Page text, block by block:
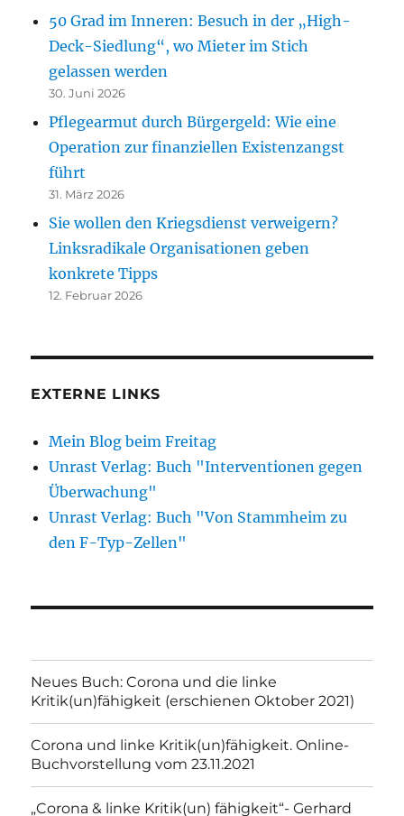
50 Grad im Inneren: Besuch in der „High-
Deck-Siedlung“, wo Mieter im Stich
gelassen werden
30. Juni 2026
Pflegearmut durch Bürgergeld: Wie eine
Operation zur finanziellen Existenzangst
führt
31. März 2026
Sie wollen den Kriegsdienst verweigern?
Linksradikale Organisationen geben
konkrete Tipps
12. Februar 2026
EXTERNE LINKS
Mein Blog beim Freitag
Unrast Verlag: Buch "Interventionen gegen
Überwachung"
Unrast Verlag: Buch "Von Stammheim zu
den F-Typ-Zellen"
Neues Buch: Corona und die linke
Kritik(un)fähigkeit (erschienen Oktober 2021)
Corona und linke Kritik(un)fähigkeit. Online-
Buchvorstellung vom 23.11.2021
„Corona & linke Kritik(un) fähigkeit“- Gerhard